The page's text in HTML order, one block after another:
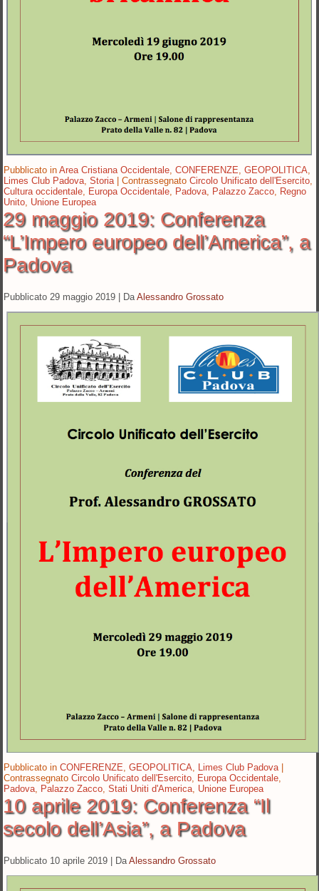
Pubblicato in Area Cristiana Occidentale ,CONFERENZE ,GEOPOLITICA
Limes Club Padova ,Storia |Contrassegnato Circolo Unificato dell'Esercito
Cultura occidentale Europa Occidentale Padova Palazzo Zacco Regno
Unito Unione Europea
29 maggio 2019: Conferenza
“L’Impero europeo dell’America”, a
Padova
Pubblicato 29 maggio 2019 | Da Alessandro Grossato
Pubblicato in CONFERENZE ,GEOPOLITICA Limes Club Padova
Contrassegnato Circolo Unificato dell'Esercito Europa Occidentale
Padova
Palazzo Zacco ,Stati Uniti d'America Unione Europea
10 aprile 2019: Conferenza “Il
secolo dell’Asia”, a Padova
Pubblicato 10 aprile 2019 Da Alessandro Grossato